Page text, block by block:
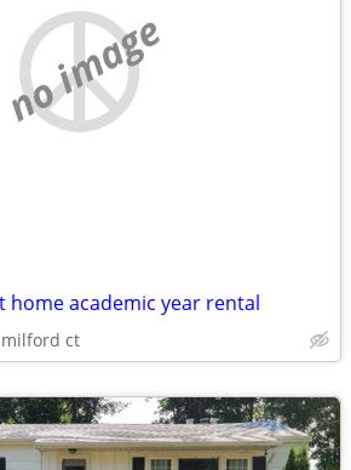
no image
home academic year rental
milford ct